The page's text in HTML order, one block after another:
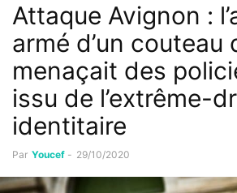
Attaque Avignon :
armé d’un couteau
menaçait des
issu de l’extrême-
identitaire
Par Youcef - 29/10/2020